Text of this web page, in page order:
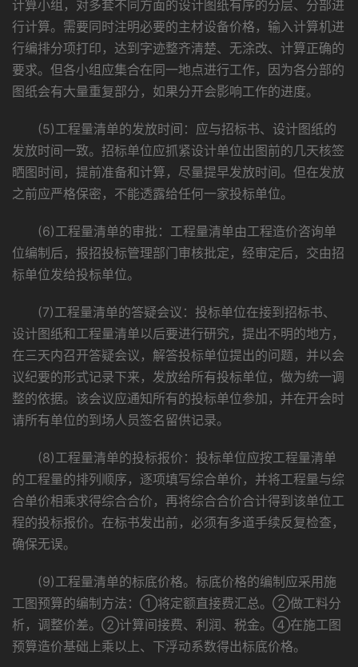
计算小组，对多套不同方面的设计图纸有序的分层、分部进
行计算。需要同时注明必要的主材设备价格，输入计算机进
行编排分项打印，达到字迹整齐清楚、无涂改、计算正确的
要求。但各小组应集合在同一地点进行工作，因为各分部的
图纸会有大量重复部分，如果分开会影响工作的进度。
(5)工程量清单的发放时间：应与招标书、设计图纸的
发放时间一致。招标单位应抓紧设计单位出图前的几天核签
晒图时间，提前准备和计算，尽量提早发放时间。但在发放
之前应严格保密，不能透露给任何一家投标单位。
(6)工程量清单的审批：工程量清单由工程造价咨询单
位编制后，报招投标管理部门审核批定，经审定后，交由招
标单位发给投标单位。
(7)工程量清单的答疑会议：投标单位在接到招标书、
设计图纸和工程量清单以后要进行研究，提出不明的地方，
在三天内召开答疑会议，解答投标单位提出的问题，并以会
议纪要的形式记录下来，发放给所有投标单位，做为统一调
整的依据。该会议应通知所有的投标单位参加，并在开会时
请所有单位的到场人员签名留供记录。
(8)工程量清单的投标报价：投标单位应按工程量清单
的工程量的排列顺序，逐项填写综合单价，并将工程量与综
合单价相乘求得综合合价，再将综合合价合计得到该单位工
程的投标报价。在标书发出前，必须有多道手续反复检查，
确保无误。
(9)工程量清单的标底价格。标底价格的编制应采用施
工图预算的编制方法：①将定额直接费汇总。②做工料分
析，调整价差。②计算间接费、利润、税金。④在施工图
预算造价基础上乘以上、下浮动系数得出标底价格。